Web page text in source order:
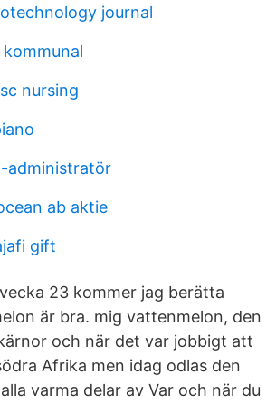
journal
kommunal
nursing
administratör
ab aktie
gift
23 kommer jag berätta
är bra. mig vattenmelon, den
och när det var jobbigt att
Afrika men idag odlas den
varma delar av Var och när du